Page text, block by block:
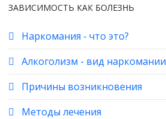
ЗАВИСИМОСТЬ КАК БОЛЕЗНЬ
Наркомания - что это?
Алкоголизм - вид наркомании
Причины возникновения
Методы лечения